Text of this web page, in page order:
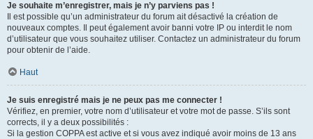
Je souhaite m’enregistrer, mais je n’y parviens pas !
Il est possible qu’un administrateur du forum ait désactivé la création de
nouveaux comptes. Il peut également avoir banni votre IP ou interdit le nom
d’utilisateur que vous souhaitez utiliser. Contactez un administrateur du forum
pour obtenir de l’aide.
Haut
Je suis enregistré mais je ne peux pas me connecter !
Vérifiez, en premier, votre nom d’utilisateur et votre mot de passe. S’ils sont
corrects, il y a deux possibilités :
Si la gestion COPPA est active et si vous avez indiqué avoir moins de 13 ans